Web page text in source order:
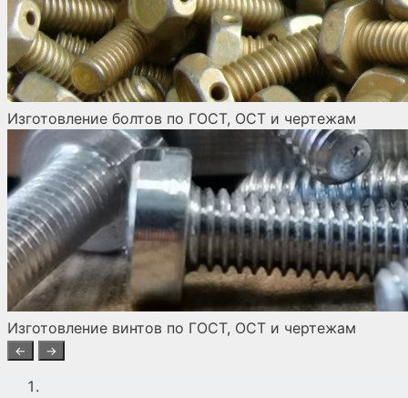
Изготовление болтов по ГОСТ, ОСТ и чертежам
Изготовление винтов по ГОСТ, ОСТ и чертежам
← →